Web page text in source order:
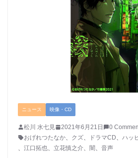
ニュース 映像・CD
松川 水七見 2021年6月21日
0
おげれつたなか
クズ ドラマCD
ハッ
江口拓也 立花慎之介 闇 音声